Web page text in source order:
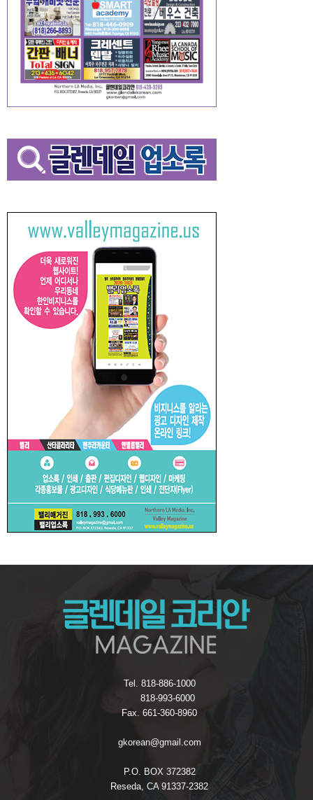
Tel. 818-886-1000
818-993-6000
Fax. 661-360-8960
gkorean@gmail.com
P.O. BOX 372382
Reseda, CA 91337-2382